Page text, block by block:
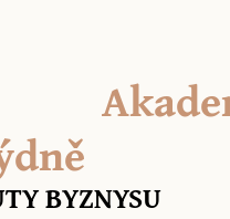
BYZNYSU